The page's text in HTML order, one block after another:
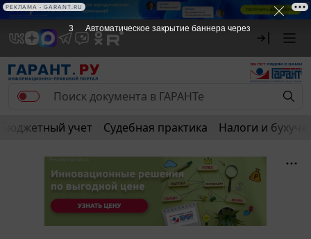
РЕКЛАМА
Бюджетный учет Судебная практика Налоги и
3 Автоматическое закрытие баннера через
РЕКЛАМА • GARANT.RU